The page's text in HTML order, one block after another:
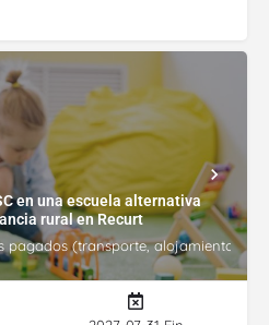
en una escuela alternativa
rural en Recurt
pagados (transporte, alojamiento,